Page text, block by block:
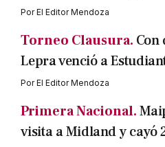
PorEl Editor Mendoza
Torneo Clausura. Con
Lepra venció a
PorEl Editor Mendoza
Primera Nacional.
visita a Midland y cayó